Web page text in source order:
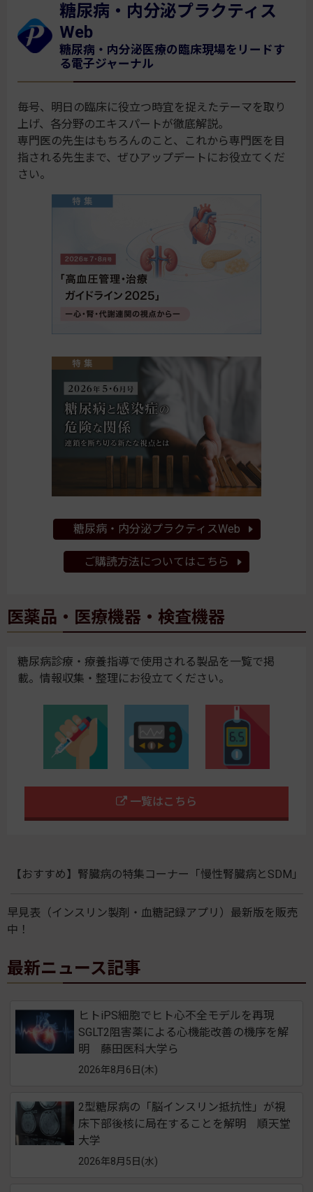
糖尿病・内分泌プラクティス
Web
糖尿病・内分泌医療の臨床現場をリードす
る電子ジャーナル
毎号、明日の臨床に役立つ時宜を捉えたテーマを取り
上げ、各分野のエキスパートが徹底解説。
専門医の先生はもちろんのこと、これから専門医を目
指される先生まで、ぜひアップデートにお役立てくだ
さい。
糖尿病・内分泌プラクティスWeb
ご購読方法についてはこちら
医薬品・医療機器・検査機器
糖尿病診療・療養指導で使用される製品を一覧で掲
載。情報収集・整理にお役立てください。
一覧はこちら
【おすすめ】腎臓病の特集コーナー「慢性腎臓病とSDM」
早見表（インスリン製剤・血糖記録アプリ）最新版を販売
中！
最新ニュース記事
ヒトiPS細胞でヒト心不全モデルを再現
SGLT2阻害薬による心機能改善の機序を解
明 藤田医科大学ら
2026年8月6日(木)
2型糖尿病の「脳インスリン抵抗性」が視
床下部後核に局在することを解明 順天堂
大学
2026年8月5日(水)